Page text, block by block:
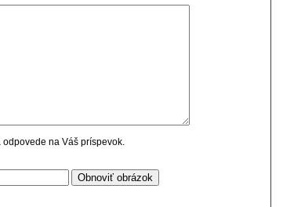
na Váš príspevok.